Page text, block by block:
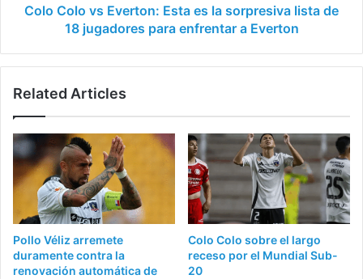
de
para
a
Colo Colo vs Everton: Esta es la sorpresiva lista de
18 jugadores para enfrentar a Everton
Related Articles
Pollo Véliz arremete
duramente contra la
renovación automática de
Colo Colo sobre el largo
receso por el Mundial Sub-
20